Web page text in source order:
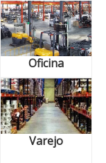
Oficina
Varejo